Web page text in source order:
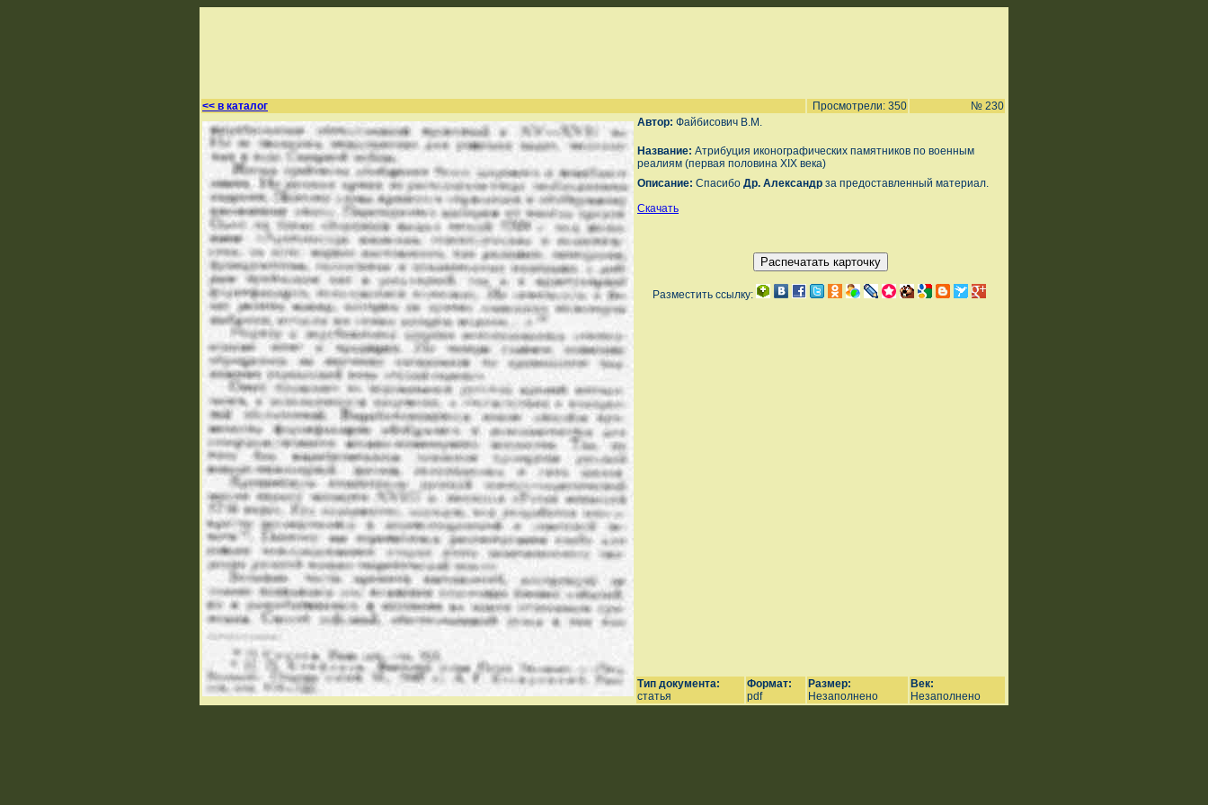
<< в каталог Просмотрели: 350
№ 230
Автор: Файбисович В.М.
Название: Атрибуция иконографических памятников по военным
реалиям (первая половина XIX века)
Описание: Спасибо Др. Александр за предоставленный материал.
Скачать
Разместить ссылку:
Тип документа:
статья
Формат:
pdf
Размер:
Незаполнено
Век:
Незаполнено